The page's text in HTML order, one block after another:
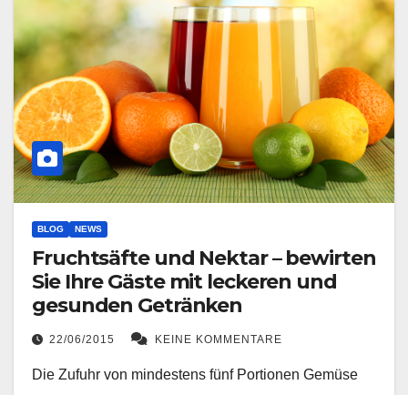
BLOG NEWS
Fruchtsäfte und Nektar – bewirten
Sie Ihre Gäste mit leckeren und
gesunden Getränken
22/06/2015 KEINE KOMMENTARE
Die Zufuhr von mindestens fünf Portionen Gemüse